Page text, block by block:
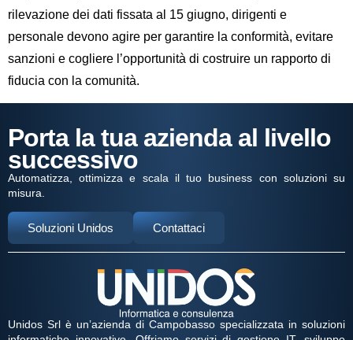
rilevazione dei dati fissata al 15 giugno, dirigenti e
personale devono agire per garantire la conformità, evitare
sanzioni e cogliere l’opportunità di costruire un rapporto di
fiducia con la comunità.
Porta la tua azienda al livello
successivo
Automatizza, ottimizza e scala il tuo business con soluzioni su
misura.
Soluzioni Unidos Contattaci
Unidos Srl è un’azienda di Campobasso specializzata in soluzioni